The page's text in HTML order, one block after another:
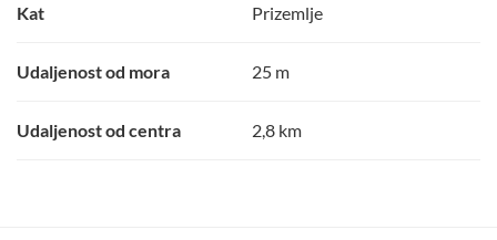
Kat Prizemlje
Udaljenost od mora 25 m
Udaljenost od centra 2,8 km